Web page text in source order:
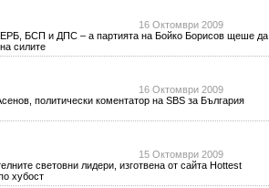
16 Октомври 2009
БСП и ДПС – а партията на Бойко Борисов щеше да
силите
16 Октомври 2009
политически коментатор на SBS за България
15 Октомври 2009
световни лидери, изготвена от сайта Hottest
хубост